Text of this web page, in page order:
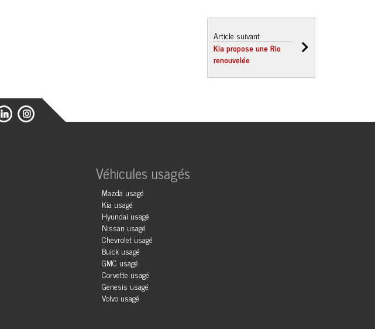
Article suivant
Kia propose une Rio
renouvelée
Véhicules usagés
Mazda usagé
Kia usagé
Hyundai usagé
Nissan usagé
Chevrolet usagé
Buick usagé
GMC usagé
Corvette usagé
Genesis usagé
Volvo usagé